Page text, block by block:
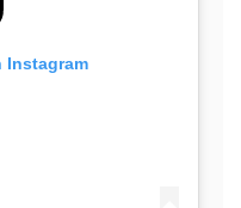
Instagram